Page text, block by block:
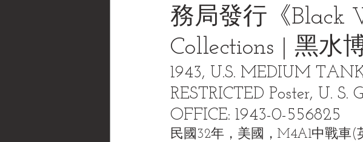
務局發行《Black
Collections | 黑水
1943, U.S. MEDIUM
RESTRICTED Poster, U.
OFFICE: 1943-0-556825
民國32年，美國，M4A1中戰車